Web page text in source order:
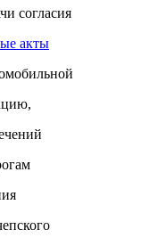
согласия
акты